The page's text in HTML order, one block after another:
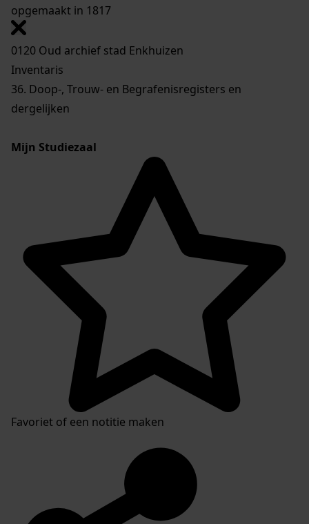
opgemaakt in 1817
0120 Oud archief stad Enkhuizen
Inventaris
36. Doop-, Trouw- en Begrafenisregisters en
dergelijken
Mijn Studiezaal
Favoriet of een notitie maken